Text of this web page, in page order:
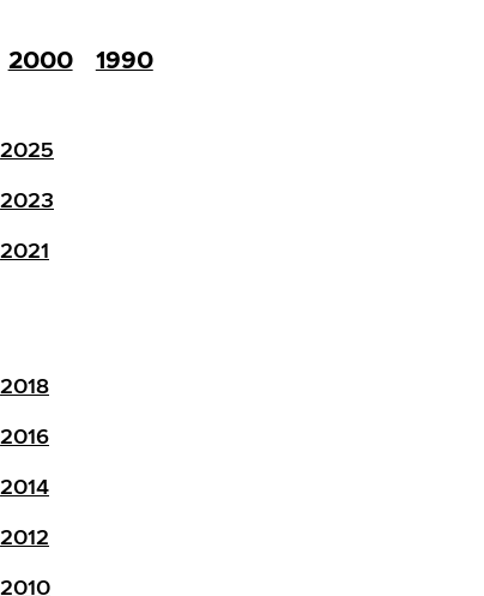
2000
1990
2025
2023
2021
2018
2016
2014
2012
2010